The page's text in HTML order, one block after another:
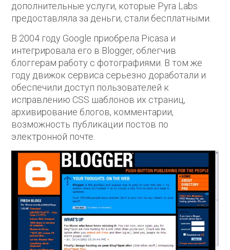
дополнительные услуги, которые Pyra Labs
предоставляла за деньги, стали бесплатными.
В 2004 году Google приобрела Picasa и
интегрировала его в Blogger, облегчив
блоггерам работу с фотографиями. В том же
году движок сервиса серьезно доработали и
обеспечили доступ пользователей к
исправлению CSS шаблонов их страниц,
архивирование блогов, комментарии,
возможность публикации постов по
электронной почте.